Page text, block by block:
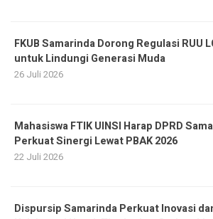
FKUB Samarinda Dorong Regulasi RUU
untuk Lindungi Generasi Muda
26 Juli 2026
Mahasiswa FTIK UINSI Harap DPRD
Perkuat Sinergi Lewat PBAK 2026
22 Juli 2026
Dispursip Samarinda Perkuat Inovasi